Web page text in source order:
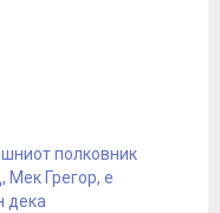
полковник
Мек Грегор, е
дека